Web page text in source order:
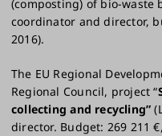
(composting) of bio-waste
coordinator and director,
2016).
The EU Regional
Regional Council, project “
collecting and recycling”
director. Budget: 269 211